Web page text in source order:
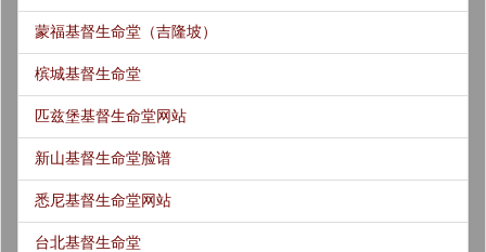
蒙福基督生命堂（吉隆坡）
槟城基督生命堂
匹兹堡基督生命堂网站
新山基督生命堂脸谱
悉尼基督生命堂网站
台北基督生命堂